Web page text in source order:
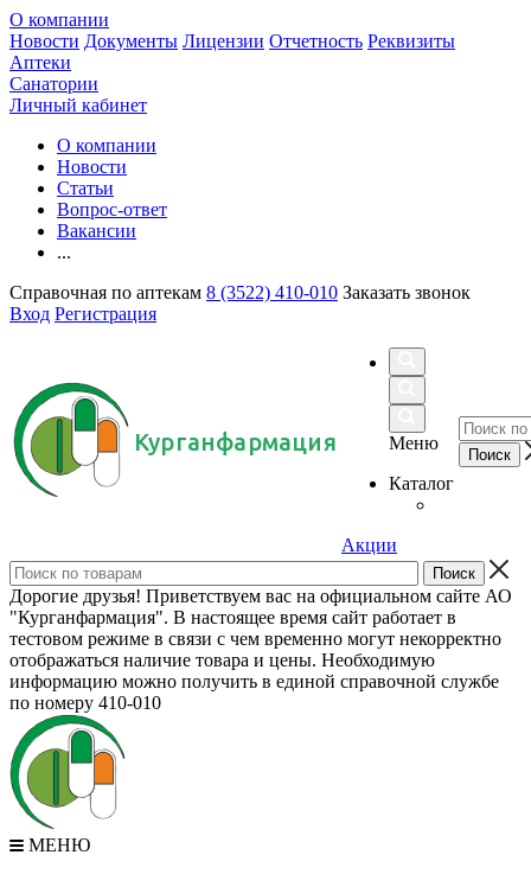
О компании
Новости Документы Лицензии Отчетность Реквизиты
Аптеки
Санатории
Личный кабинет
О компании
Новости
Статьи
Вопрос-ответ
Вакансии
...
Справочная по аптекам 8 (3522) 410-010 Заказать звонок
Вход Регистрация
Курганфармация
Меню
Каталог
Акции
Дорогие друзья! Приветствуем вас на официальном сайте АО
"Курганфармация". В настоящее время сайт работает в
тестовом режиме в связи с чем временно могут некорректно
отображаться наличие товара и цены. Необходимую
информацию можно получить в единой справочной службе
по номеру 410-010
МЕНЮ